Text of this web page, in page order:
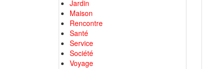
Jardin
Maison
Rencontre
Santé
Service
Société
Voyage